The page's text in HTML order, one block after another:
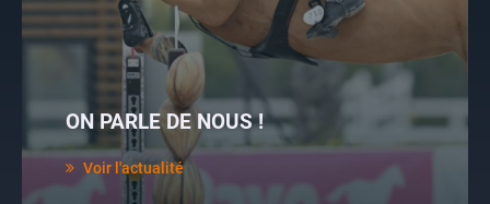
ON PARLE DE NOUS !
Voir l'actualité